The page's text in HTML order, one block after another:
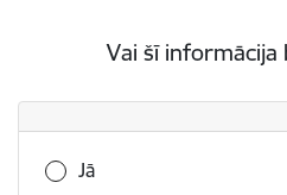
Vai šī informācija
Vai šī informācija bija
Jā